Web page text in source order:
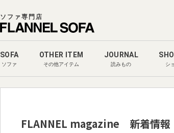
ソファ専門店
SOFA
ソファ
OTHER ITEM
その他アイテム
JOURNAL
読みもの シ
FLANNEL magazine 新着情報